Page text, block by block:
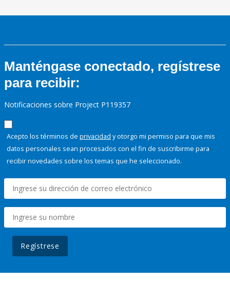
Manténgase conectado, regístrese
para recibir:
Notificaciones sobre Project P119357
Acepto los términos de privacidad y otorgo mi permiso para que mis
datos personales sean procesados con el fin de suscribirme para
recibir novedades sobre los temas que he seleccionado.
Regístrese